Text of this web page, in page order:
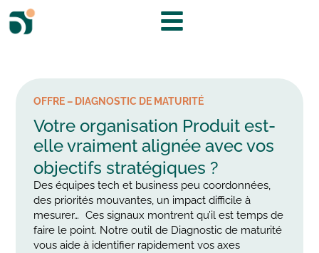
OFFRE – DIAGNOSTIC DE MATURITÉ
Votre organisation Produit est-
elle vraiment alignée avec vos
objectifs stratégiques ?
Des équipes tech et business peu coordonnées,
des priorités mouvantes, un impact difficile à
mesurer… Ces signaux montrent qu’il est temps de
faire le point. Notre outil de Diagnostic de maturité
vous aide à identifier rapidement vos axes